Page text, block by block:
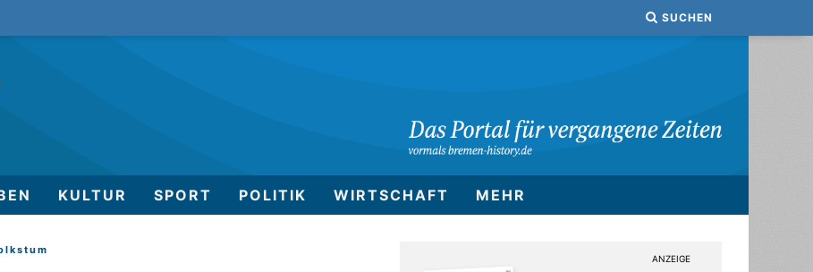
SUCHEN
KULTUR SPORT POLITIK WIRTSCHAFT MEHR